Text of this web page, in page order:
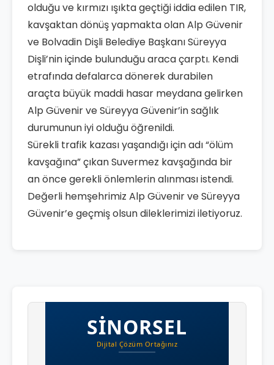
olduğu ve kırmızı ışıkta geçtiği iddia edilen TIR,
kavşaktan dönüş yapmakta olan Alp Güvenir
ve Bolvadin Dişli Belediye Başkanı Süreyya
Dişli’nin içinde bulunduğu araca çarptı. Kendi
etrafında defalarca dönerek durabilen
araçta büyük maddi hasar meydana gelirken
Alp Güvenir ve Süreyya Güvenir’in sağlık
durumunun iyi olduğu öğrenildi.
Sürekli trafik kazası yaşandığı için adı “ölüm
kavşağına” çıkan Suvermez kavşağında bir
an önce gerekli önlemlerin alınması istendi.
Değerli hemşehrimiz Alp Güvenir ve Süreyya
Güvenir’e geçmiş olsun dileklerimizi iletiyoruz.